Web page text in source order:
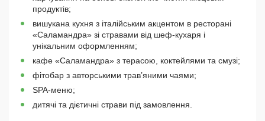
продуктів;
вишукана кухня з італійським акцентом в ресторані
«Саламандра» зі стравами від шеф-кухаря і
унікальним оформленням;
кафе «Саламандра» з терасою, коктейлями та смузі;
фітобар з авторськими трав’яними чаями;
SPA-меню;
дитячі та дієтичні страви під замовлення.